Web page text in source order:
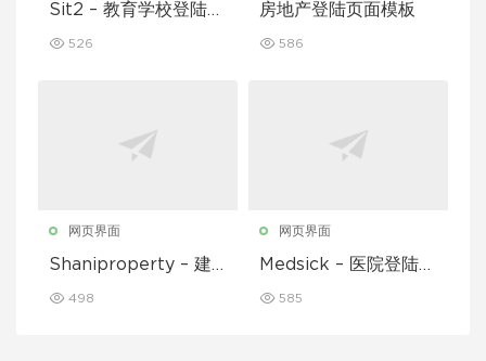
Sit2 – 教育学校登陆页
526
房地产登陆页面模板
586
网页界面
Shaniproperty – 建
498
网页界面
Medsick – 医院登陆页
585